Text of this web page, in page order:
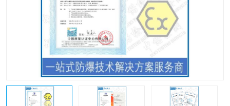
防爆资质证书 各国防爆认证
SIL认证
防爆电气检测机构 防爆合格证代理机构
防爆认证代理机构 煤安认证机构